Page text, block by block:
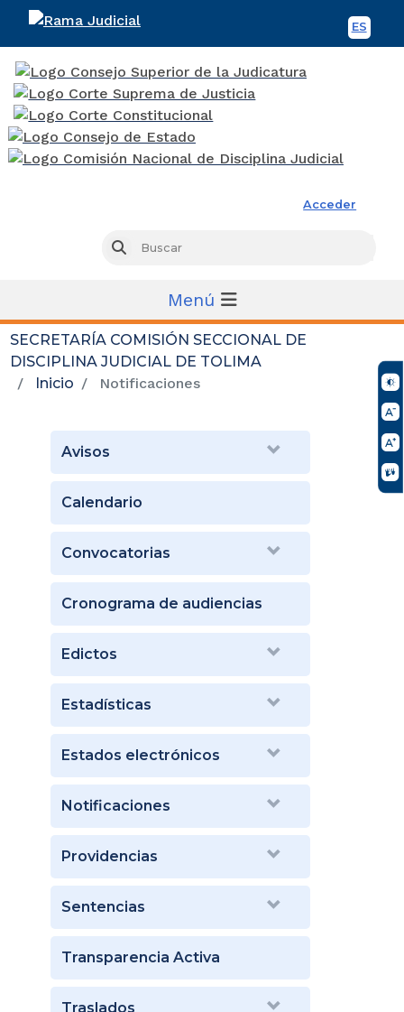
ES
Acceder
Buscar
Menú
SECRETARÍA COMISIÓN SECCIONAL DE
DISCIPLINA JUDICIAL DE TOLIMA
Inicio
Notificaciones
Avisos
Calendario
Convocatorias
Cronograma de audiencias
Edictos
Estadísticas
Estados electrónicos
Notificaciones
Providencias
Sentencias
Transparencia Activa
Traslados